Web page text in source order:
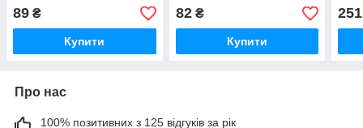
89 ₴
Купити
82₴
Купити
251
Про нас
100% позитивних з 125 відгуків за рік